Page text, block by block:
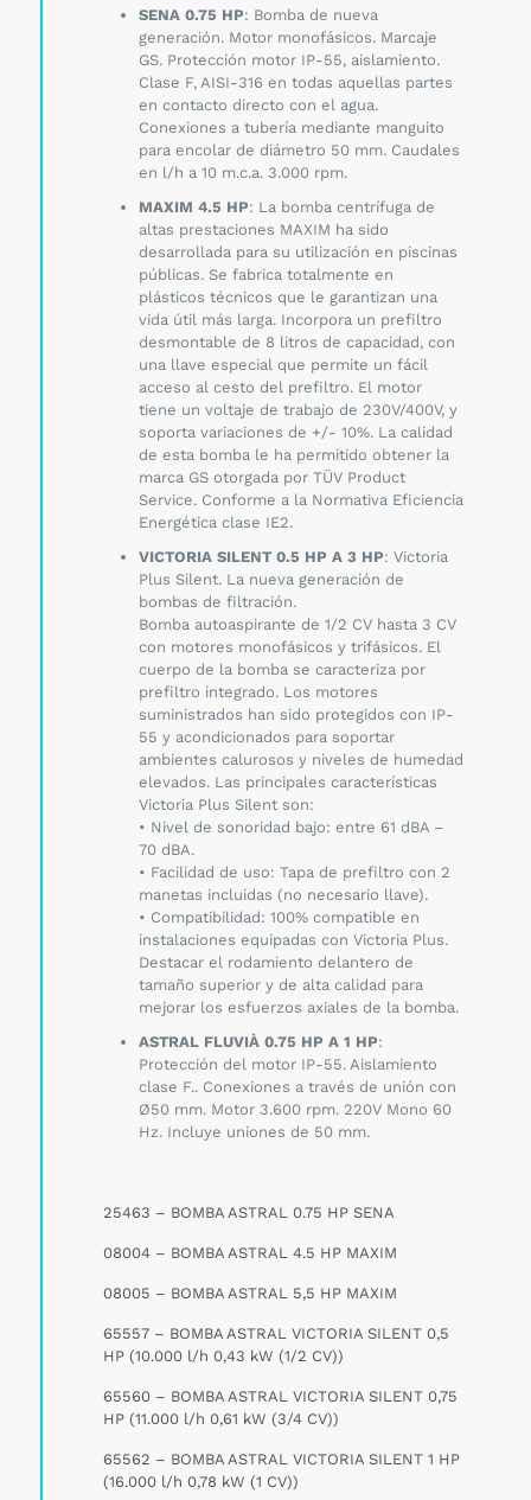
SENA 0.75 HP: Bomba de nueva
generación. Motor monofásicos. Marcaje
GS. Protección motor IP-55, aislamiento.
Clase F, AISI-316 en todas aquellas partes
en contacto directo con el agua.
Conexiones a tubería mediante manguito
para encolar de diámetro 50 mm. Caudales
en l/h a 10 m.c.a. 3.000 rpm.
MAXIM 4.5 HP: La bomba centrífuga de
altas prestaciones MAXIM ha sido
desarrollada para su utilización en piscinas
públicas. Se fabrica totalmente en
plásticos técnicos que le garantizan una
vida útil más larga. Incorpora un prefiltro
desmontable de 8 litros de capacidad, con
una llave especial que permite un fácil
acceso al cesto del prefiltro. El motor
tiene un voltaje de trabajo de 230V/400V, y
soporta variaciones de +/- 10%. La calidad
de esta bomba le ha permitido obtener la
marca GS otorgada por TÜV Product
Service. Conforme a la Normativa Eficiencia
Energética clase IE2.
VICTORIA SILENT 0.5 HP A 3 HP: Victoria
Plus Silent. La nueva generación de
bombas de filtración.
Bomba autoaspirante de 1/2 CV hasta 3 CV
con motores monofásicos y trifásicos. El
cuerpo de la bomba se caracteriza por
prefiltro integrado. Los motores
suministrados han sido protegidos con IP-
55 y acondicionados para soportar
ambientes calurosos y niveles de humedad
elevados. Las principales características
Victoria Plus Silent son:
• Nivel de sonoridad bajo: entre 61 dBA –
70 dBA.
• Facilidad de uso: Tapa de prefiltro con 2
manetas incluidas (no necesario llave).
• Compatibilidad: 100% compatible en
instalaciones equipadas con Victoria Plus.
Destacar el rodamiento delantero de
tamaño superior y de alta calidad para
mejorar los esfuerzos axiales de la bomba.
ASTRAL FLUVIÀ 0.75 HP A 1 HP:
Protección del motor IP-55. Aislamiento
clase F.. Conexiones a través de unión con
Ø50 mm. Motor 3.600 rpm. 220V Mono 60
Hz. Incluye uniones de 50 mm.
25463 – BOMBA ASTRAL 0.75 HP SENA
08004 – BOMBA ASTRAL 4.5 HP MAXIM
08005 – BOMBA ASTRAL 5,5 HP MAXIM
65557 – BOMBA ASTRAL VICTORIA SILENT 0,5
HP (10.000 l/h 0,43 kW (1/2 CV))
65560 – BOMBA ASTRAL VICTORIA SILENT 0,75
HP (11.000 l/h 0,61 kW (3/4 CV))
65562 – BOMBA ASTRAL VICTORIA SILENT 1 HP
(16.000 l/h 0,78 kW (1 CV))